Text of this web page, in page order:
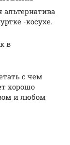
-косухе.
в
с чем
хорошо
и любом